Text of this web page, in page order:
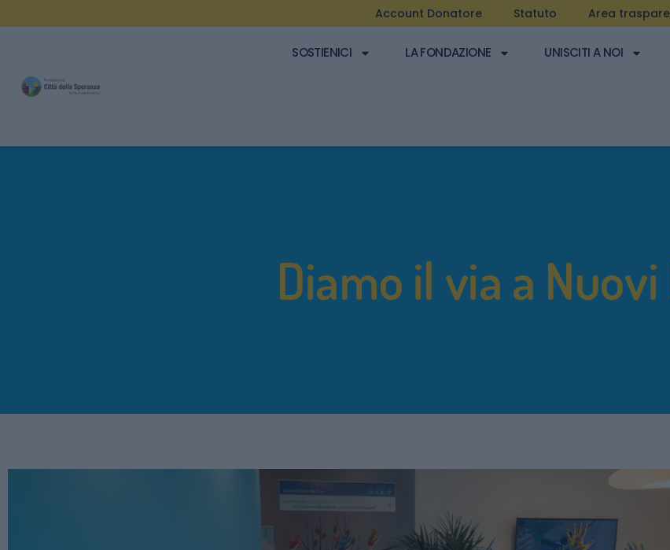
Account Donatore Statuto Area
SOSTIENICI LA FONDAZIONE UNISCITI A NOI
Diamo il via a